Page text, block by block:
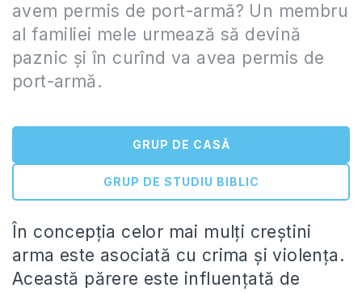
avem permis de port-armă? Un membru
al familiei mele urmează să devină
paznic și în curînd va avea permis de
port-armă.
GRUP DE CASĂ
GRUP DE STUDIU BIBLIC
În concepția celor mai mulți creștini
arma este asociată cu crima și violența.
Această părere este influențată de